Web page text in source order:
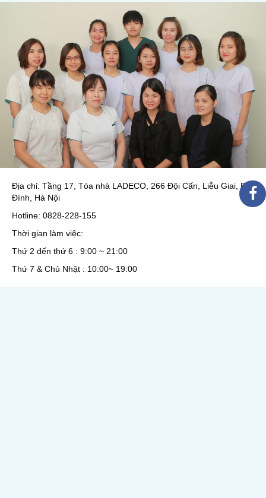
Địa chỉ: Tầng 17, Tòa nhà LADECO, 266 Đội Cấn, Liễu Giai, Ba
Đình, Hà Nội
Hotline: 0828-228-155
Thời gian làm việc:
Thứ 2 đến thứ 6 : 9:00 ~ 21:00
Thứ 7 & Chủ Nhật : 10:00~ 19:00